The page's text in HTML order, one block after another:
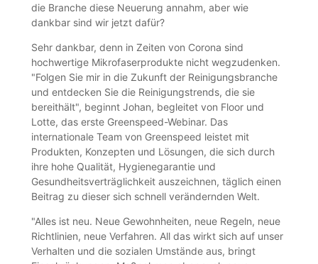
die Branche diese Neuerung annahm, aber wie
dankbar sind wir jetzt dafür?
Sehr dankbar, denn in Zeiten von Corona sind
hochwertige Mikrofaserprodukte nicht wegzudenken.
"Folgen Sie mir in die Zukunft der Reinigungsbranche
und entdecken Sie die Reinigungstrends, die sie
bereithält", beginnt Johan, begleitet von Floor und
Lotte, das erste Greenspeed-Webinar. Das
internationale Team von Greenspeed leistet mit
Produkten, Konzepten und Lösungen, die sich durch
ihre hohe Qualität, Hygienegarantie und
Gesundheitsverträglichkeit auszeichnen, täglich einen
Beitrag zu dieser sich schnell verändernden Welt.
"Alles ist neu. Neue Gewohnheiten, neue Regeln, neue
Richtlinien, neue Verfahren. All das wirkt sich auf unser
Verhalten und die sozialen Umstände aus, bringt